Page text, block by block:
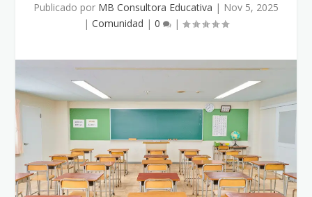
Publicado por MB Consultora Educativa | Nov 5, 2025
| Comunidad | 0 |